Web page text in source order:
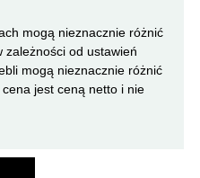
mogą nieznacznie różnić
zależności od ustawień
mogą nieznacznie różnić
jest ceną netto i nie